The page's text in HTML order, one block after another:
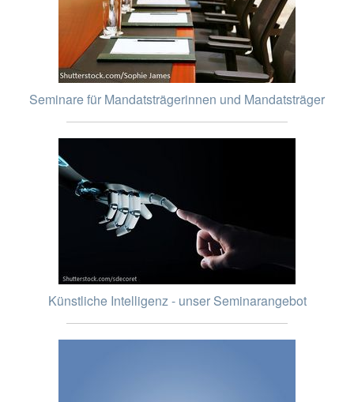
Seminare für Mandatsträgerinnen und Mandatsträger
Künstliche Intelligenz - unser Seminarangebot